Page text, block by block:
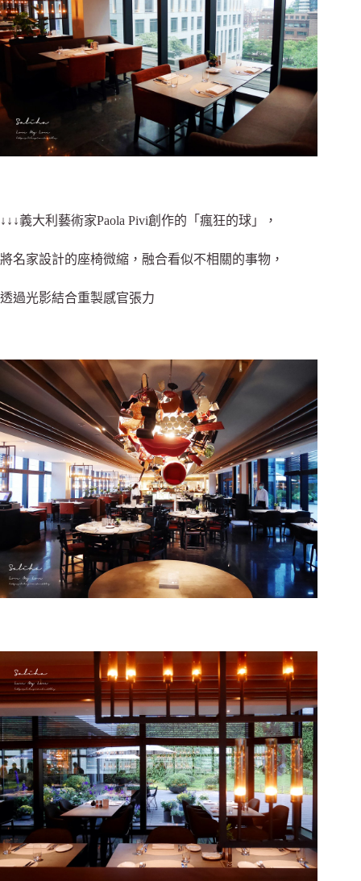
↓↓↓義大利藝術家Paola Pivi創作的「瘋狂的球」，
將名家設計的座椅微縮，融合看似不相關的事物，
透過光影結合重製感官張力